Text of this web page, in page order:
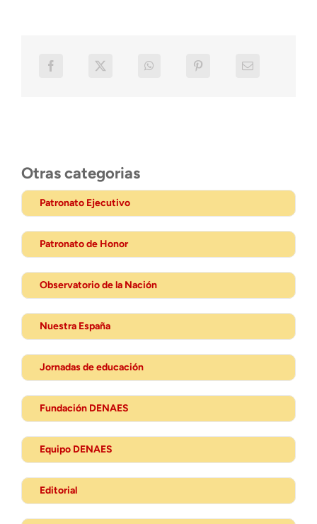
Otras categorias
Patronato Ejecutivo
Patronato de Honor
Observatorio de la Nación
Nuestra España
Jornadas de educación
Fundación DENAES
Equipo DENAES
Editorial